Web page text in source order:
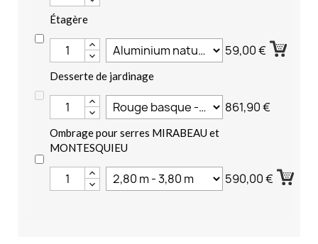
Étagère
59,00 €
Desserte de jardinage
861,90 €
Ombrage pour serres MIRABEAU et
MONTESQUIEU
590,00 €